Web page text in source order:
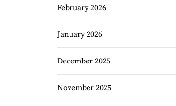
February 2026
January 2026
December 2025
November 2025